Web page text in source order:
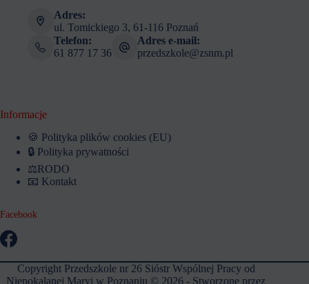
Adres:
ul. Tomickiego 3, 61-116 Poznań
Telefon:
61 877 17 36
Adres e-mail:
przedszkole@zsnm.pl
Informacje
🍪 Polityka plików cookies (EU)
🔒 Polityka prywatności
⚖️RODO
📧 Kontakt
Facebook
Copyright Przedszkole nr 26 Sióstr Wspólnej Pracy od
Niepokalanej Maryi w Poznaniu © 2026 - Stworzone przez